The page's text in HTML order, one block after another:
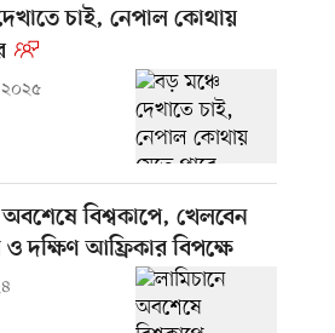
চাই, নেপাল কোথায়
২০২৫
অবশেষে বিশ্বকাপে, খেলবেন
ও দক্ষিণ আফ্রিকার বিপক্ষে